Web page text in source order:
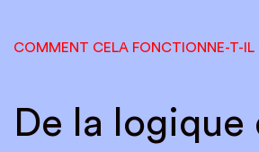
COMMENT CELA FONCTIONNE-T-IL
De la